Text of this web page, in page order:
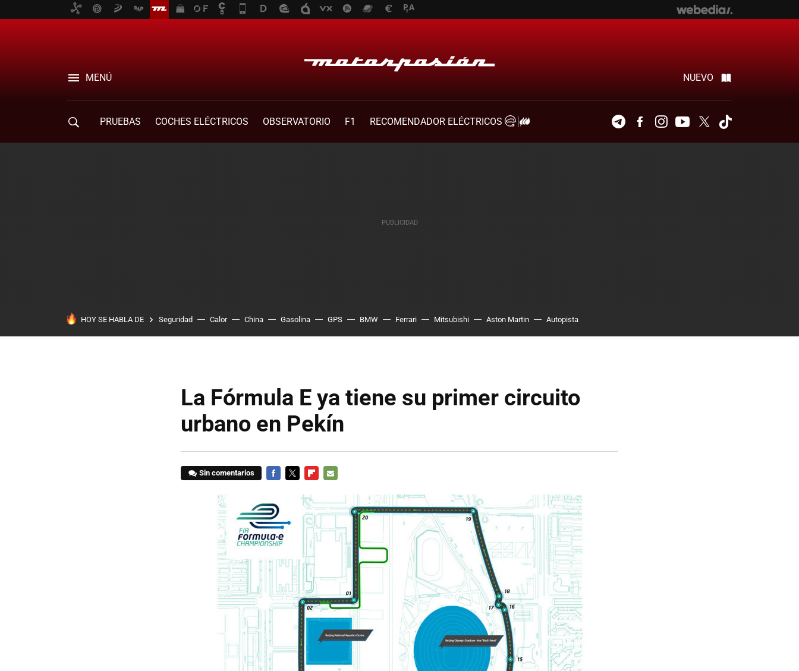
MENÚ NUEVO
PRUEBAS COCHES ELÉCTRICOS OBSERVATORIO F1
RECOMENDADOR ELÉCTRICOS
TelegramFacebookInstagramYoutubeTwitter
HOY SE HABLA DE Seguridad Calor China Gasolina GPS BMW Ferrari Mitsubishi Aston Martin Autopista
La Fórmula E ya tiene su primer circuito
urbano en Pekín
Sin comentarios
MAIL